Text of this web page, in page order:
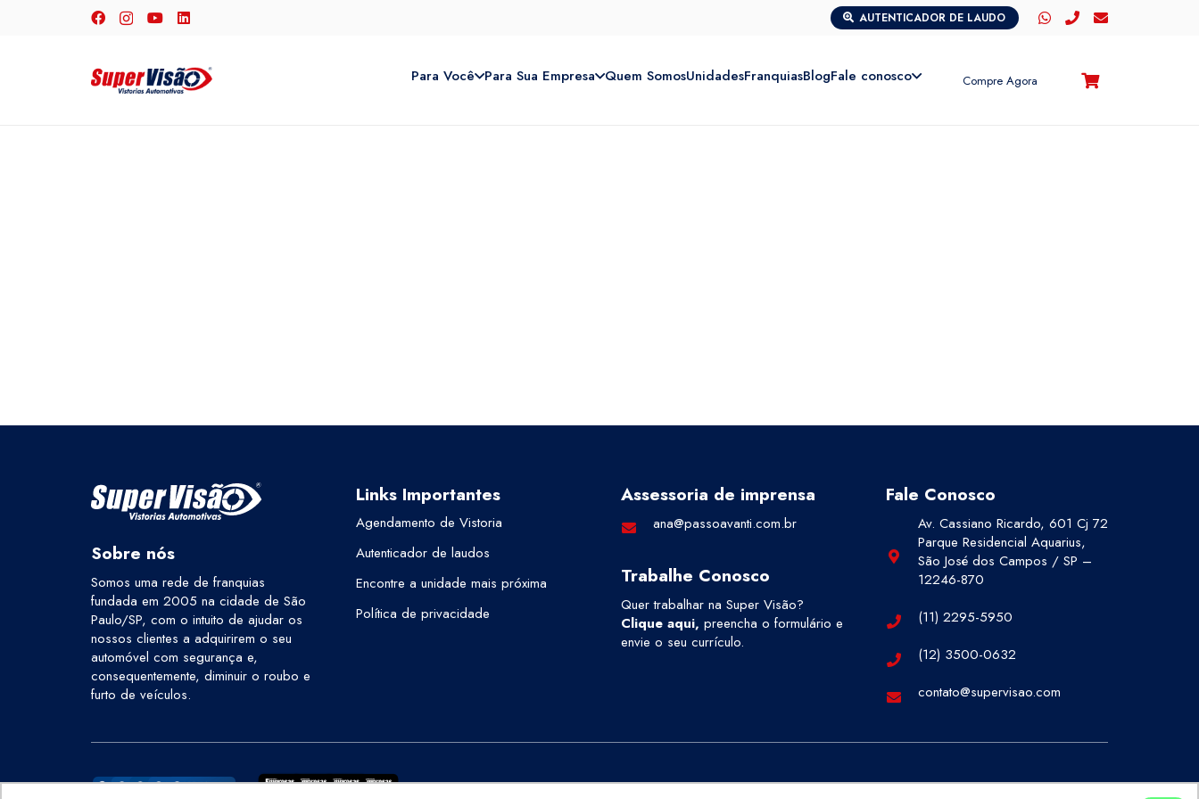
AUTENTICADOR DE LAUDO
Para Você Para Sua Empresa Quem SomosUnidadesFranquiasBlogFale conosco Compre Agora
Sobre nós
Somos uma rede de franquias
fundada em 2005 na cidade de São
Paulo/SP, com o intuito de ajudar os
nossos clientes a adquirirem o seu
automóvel com segurança e,
consequentemente, diminuir o roubo e
furto de veículos.
Links Importantes
Agendamento de Vistoria
Autenticador de laudos
Encontre a unidade mais próxima
Política de privacidade
Assessoria de imprensa
ana@passoavanti.com.br
Trabalhe Conosco
Quer trabalhar na Super Visão?
Clique aqui, preencha o formulário e
envie o seu currículo.
Fale Conosco
Av. Cassiano Ricardo, 601 Cj 72
Parque Residencial Aquarius,
São José dos Campos / SP –
12246-870
(11) 2295-5950
(12) 3500-0632
contato@supervisao.com